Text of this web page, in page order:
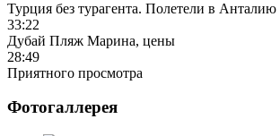
Турция без турагента. Полетели в Анталию
33:22
Дубай Пляж Марина, цены
28:49
Приятного просмотра
Фотогаллерея